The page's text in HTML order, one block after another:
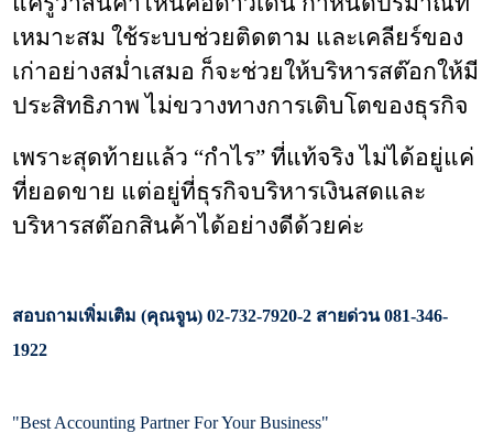
เหมาะสม ใช้ระบบช่วยติดตาม และเคลียร์ของ
เก่าอย่างสม่ำเสมอ ก็จะช่วยให้บริหารสต๊อกให้มี
ประสิทธิภาพ ไม่ขวางทางการเติบโตของธุรกิจ
เพราะสุดท้ายแล้ว “กำไร” ที่แท้จริง ไม่ได้อยู่แค่
ที่ยอดขาย แต่อยู่ที่ธุรกิจบริหารเงินสดและ
บริหารสต๊อกสินค้าได้อย่างดีด้วยค่ะ
สอบถามเพิ่มเติม (คุณจูน) 02-732-7920-2 สายด่วน 081-346-
1922
"Best Accounting Partner For Your Business"